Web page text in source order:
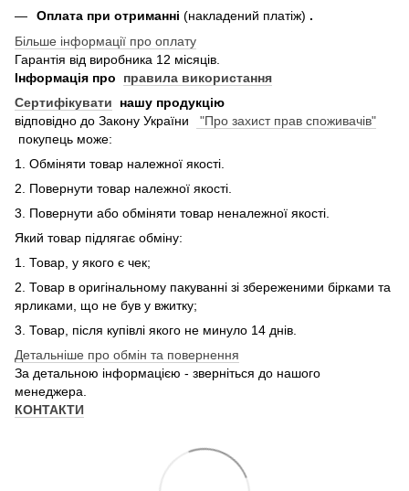
Оплата при отриманні (накладений платіж) .
Більше інформації про оплату
Гарантія від виробника 12 місяців.
Інформація про правила використання
Сертифікувати нашу продукцію
відповідно до Закону України
"Про захист прав споживачів"
покупець може:
1. Обміняти товар належної якості.
2. Повернути товар належної якості.
3. Повернути або обміняти товар неналежної якості.
Який товар підлягає обміну:
1. Товар, у якого є чек;
2. Товар в оригінальному пакуванні зі збереженими бірками та
ярликами, що не був у вжитку;
3. Товар, після купівлі якого не минуло 14 днів.
Детальніше про обмін та повернення
За детальною інформацією - зверніться до нашого
менеджера.
КОНТАКТИ